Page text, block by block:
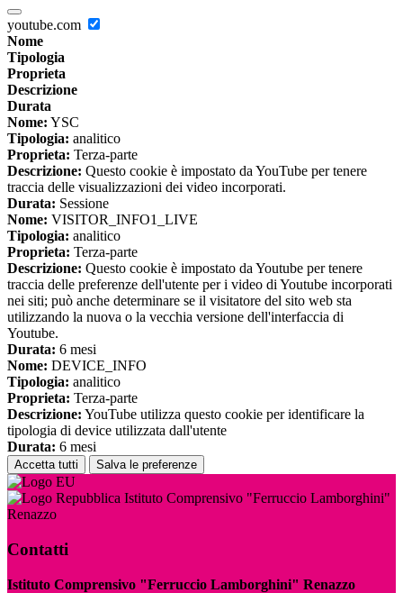
youtube.com
Nome
Tipologia
Proprieta
Descrizione
Durata
Nome: YSC
Tipologia: analitico
Proprieta: Terza-parte
Descrizione: Questo cookie è impostato da YouTube per tenere
traccia delle visualizzazioni dei video incorporati.
Durata: Sessione
Nome: VISITOR_INFO1_LIVE
Tipologia: analitico
Proprieta: Terza-parte
Descrizione: Questo cookie è impostato da Youtube per tenere
traccia delle preferenze dell'utente per i video di Youtube incorporati
nei siti; può anche determinare se il visitatore del sito web sta
utilizzando la nuova o la vecchia versione dell'interfaccia di
Youtube.
Durata: 6 mesi
Nome: DEVICE_INFO
Tipologia: analitico
Proprieta: Terza-parte
Descrizione: YouTube utilizza questo cookie per identificare la
tipologia di device utilizzata dall'utente
Durata: 6 mesi
Accetta tutti Salva le preferenze
Istituto Comprensivo "Ferruccio Lamborghini"
Renazzo
Contatti
Istituto Comprensivo "Ferruccio Lamborghini" Renazzo